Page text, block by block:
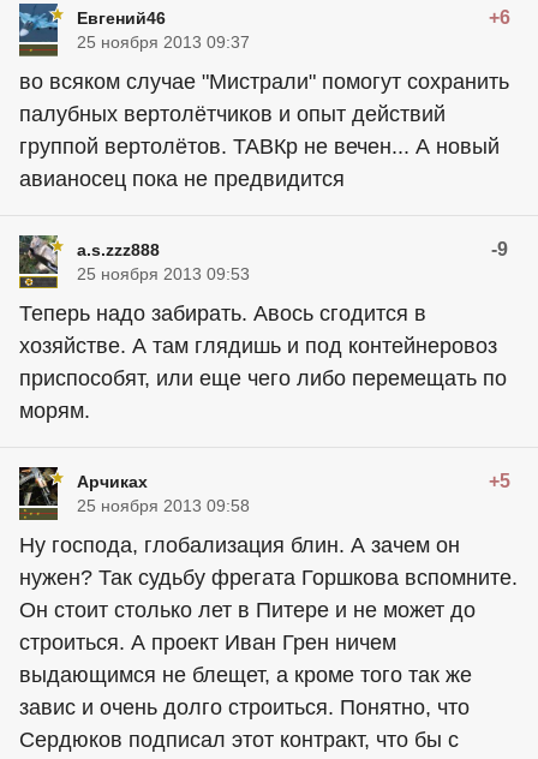
Евгений46 +6
25 ноября 2013 09:37
во всяком случае "Мистрали" помогут сохранить
палубных вертолётчиков и опыт действий
группой вертолётов. ТАВКр не вечен... А новый
авианосец пока не предвидится
a.s.zzz888 -9
25 ноября 2013 09:53
Теперь надо забирать. Авось сгодится в
хозяйстве. А там глядишь и под контейнеровоз
приспособят, или еще чего либо перемещать по
морям.
Арчиках +5
25 ноября 2013 09:58
Ну господа, глобализация блин. А зачем он
нужен? Так судьбу фрегата Горшкова вспомните.
Он стоит столько лет в Питере и не может до
строиться. А проект Иван Грен ничем
выдающимся не блещет, а кроме того так же
завис и очень долго строиться. Понятно, что
Сердюков подписал этот контракт, что бы с